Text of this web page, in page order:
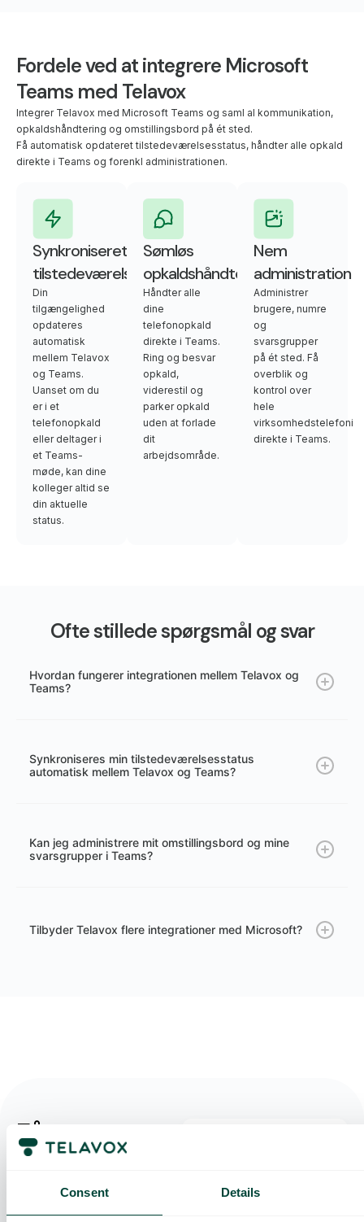
Consent Details
Fordele ved at integrere Microsoft
Teams med Telavox
Integrer Telavox med Microsoft Teams og saml al kommunikation,
opkaldshåndtering og omstillingsbord på ét sted.
Få automatisk opdateret tilstedeværelsesstatus, håndter alle opkald
direkte i Teams og forenkl administrationen.
Synkroniseret
tilstedeværelsesstatus
Din
tilgængelighed
opdateres
automatisk
mellem Telavox
og Teams.
Uanset om du
er i et
telefonopkald
eller deltager i
et Teams-
møde, kan dine
kolleger altid se
din aktuelle
status.
Sømløs
opkaldshåndtering
Håndter alle
dine
telefonopkald
direkte i Teams.
Ring og besvar
opkald,
viderestil og
parker opkald
uden at forlade
dit
arbejdsområde.
Nem
administration
Administrer
brugere, numre
og
svarsgrupper
på ét sted. Få
overblik og
kontrol over
hele
virksomhedstelefoni
direkte i Teams.
Ofte stillede spørgsmål og svar
Hvordan fungerer integrationen mellem Telavox og
Teams?
Synkroniseres min tilstedeværelsesstatus
automatisk mellem Telavox og Teams?
Kan jeg administrere mit omstillingsbord og mine
svarsgrupper i Teams?
Tilbyder Telavox flere integrationer med Microsoft?
Få en
skræddersyet
demo og et